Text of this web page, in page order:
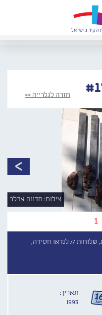
חזרה לגלרייה >>
1
צילום: חדווה אדלר
שלוחות // לנדאו חסידה,
תאריך:
1993